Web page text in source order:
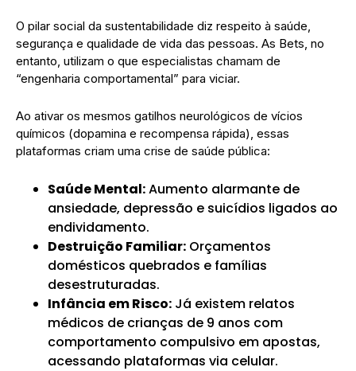
​O pilar social da sustentabilidade diz respeito à saúde,
segurança e qualidade de vida das pessoas. As Bets, no
entanto, utilizam o que especialistas chamam de
“engenharia comportamental” para viciar.
​Ao ativar os mesmos gatilhos neurológicos de vícios
químicos (dopamina e recompensa rápida), essas
plataformas criam uma crise de saúde pública:
Saúde Mental:Aumento alarmante de
ansiedade, depressão e suicídios ligados ao
endividamento.
Destruição Familiar: Orçamentos
domésticos quebrados e famílias
desestruturadas.
Infância em Risco: Já existem relatos
médicos de crianças de 9 anos com
comportamento compulsivo em apostas,
acessando plataformas via celular.